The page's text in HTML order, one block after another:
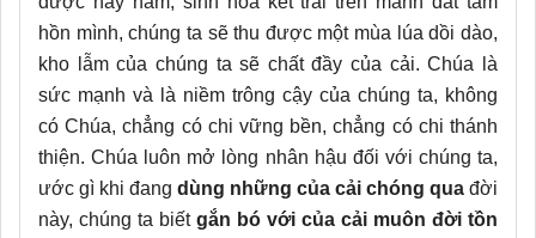
hồn mình, chúng ta sẽ thu được một mùa lúa dồi dào,
kho lẫm của chúng ta sẽ chất đầy của cải. Chúa là
sức mạnh và là niềm trông cậy của chúng ta, không
có Chúa, chẳng có chi vững bền, chẳng có chi thánh
thiện. Chúa luôn mở lòng nhân hậu đối với chúng ta,
ước gì khi đang dùng những của cải chóng qua đời
này, chúng ta biếtgắn bó với của cải muôn đời tồn